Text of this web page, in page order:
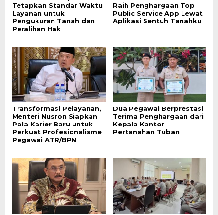
Tetapkan Standar Waktu
Layanan untuk
Pengukuran Tanah dan
Peralihan Hak
Raih Penghargaan Top
Public Service App Lewat
Aplikasi Sentuh Tanahku
Transformasi Pelayanan,
Menteri Nusron Siapkan
Pola Karier Baru untuk
Perkuat Profesionalisme
Pegawai ATR/BPN
Dua Pegawai Berprestasi
Terima Penghargaan dari
Kepala Kantor
Pertanahan Tuban